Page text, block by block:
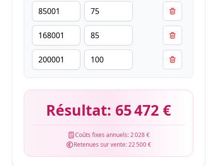
Résultat: 65 472 €
Coûts fixes annuels:2 028 €
Retenues sur vente:22 500 €